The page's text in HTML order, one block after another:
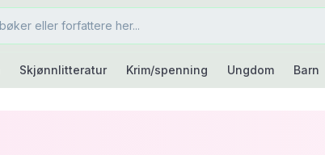
Skjønnlitteratur Krim/spenning Ungdom Barn